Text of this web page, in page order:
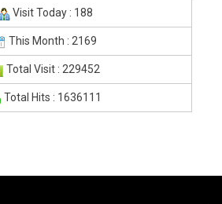
Visit Today : 188
This Month : 2169
Total Visit : 229452
Total Hits : 1636111